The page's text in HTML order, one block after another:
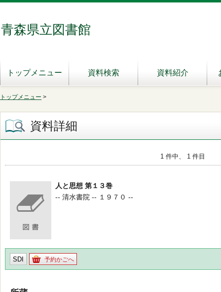
青森県立図書館
トップメニュー 資料検索 資料紹介
トップメニュー >
資料詳細
1 件中、 1 件目
人と思想 第１３巻
-- 清水書院 -- １９７０ --
SDI 予約かごへ